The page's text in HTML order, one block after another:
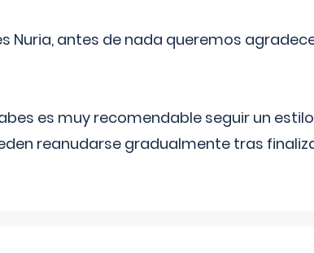
Nuria, antes de nada queremos
es muy recomendable seguir un
reanudarse gradualmente tras